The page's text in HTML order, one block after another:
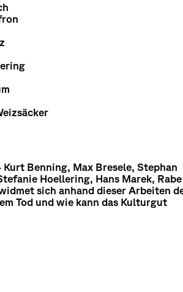
Benning, Max Bresele, Stephan
Hoellering, Hans Marek, Rabe
sich anhand dieser Arbeiten
Tod und wie kann das Kulturgut